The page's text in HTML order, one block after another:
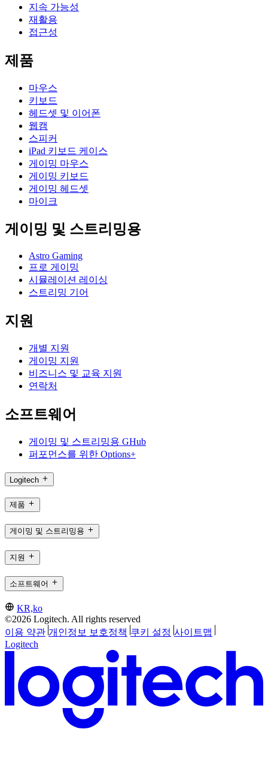
지속 가능성
재활용
접근성
제품
마우스
키보드
헤드셋 및 이어폰
웹캠
스피커
iPad 키보드 케이스
게이밍 마우스
게이밍 키보드
게이밍 헤드셋
마이크
게이밍 및 스트리밍용
Astro Gaming
프로 게이밍
시뮬레이션 레이싱
스트리밍 기어
지원
개별 지원
게이밍 지원
비즈니스 및 교육 지원
연락처
소프트웨어
게이밍 및 스트리밍용 GHub
퍼포먼스를 위한 Options+
Logitech
제품
게이밍 및 스트리밍용
지원
소프트웨어
KR,ko
©2026 Logitech. All rights reserved
이용 약관 개인정보 보호정책 쿠키 설정 사이트맵
Logitech